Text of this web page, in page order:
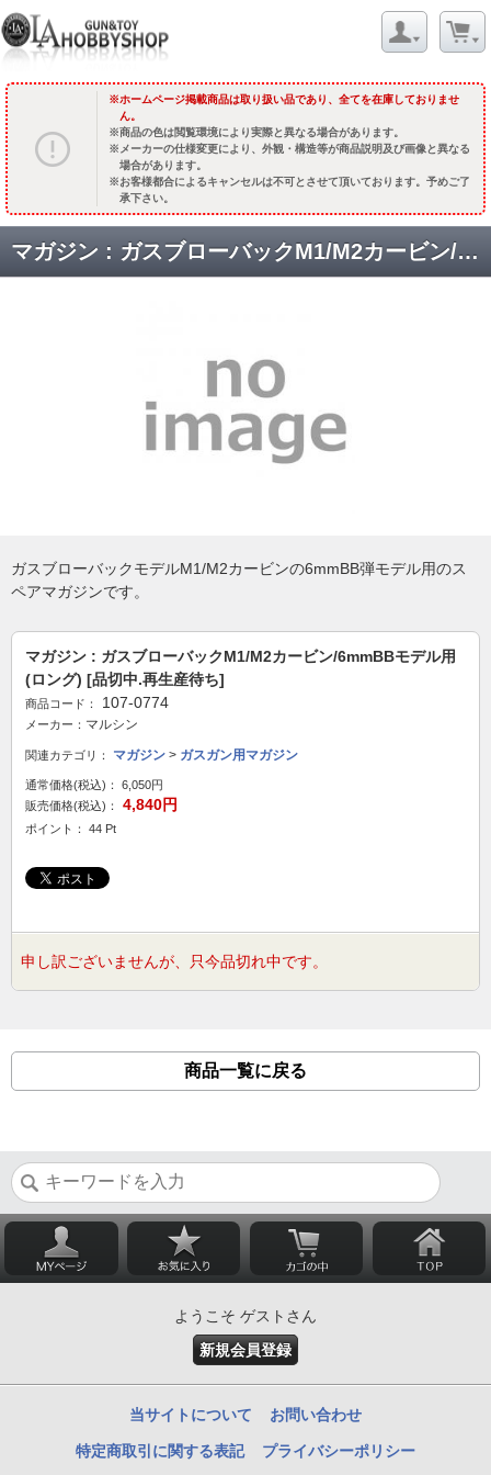
ホームページ掲載商品は取り扱い品であり、全てを在庫しておりませ
ん。
商品の色は閲覧環境により実際と異なる場合があります。
メーカーの仕様変更により、外観・構造等が商品説明及び画像と異なる
場合があります。
お客様都合によるキャンセルは不可とさせて頂いております。予めご了
承下さい。
マガジン : ガスブローバックM1/M2カービン/6mmBBモデル用(ロング) [品切中.再生産待ち]
ガスブローバックモデルM1/M2カービンの6mmBB弾モデル用のス
ペアマガジンです。
マガジン : ガスブローバックM1/M2カービン/6mmBBモデル用
(ロング) [品切中.再生産待ち]
商品コード： 107-0774
メーカー： マルシン
関連カテゴリ： マガジン > ガスガン用マガジン
通常価格(税込)：
6,050円
販売価格(税込)：
4,840円
ポイント： 44 Pt
申し訳ございませんが、只今品切れ中です。
商品一覧に戻る
ようこそ ゲストさん
新規会員登録
当サイトについて お問い合わせ
特定商取引に関する表記 プライバシーポリシー